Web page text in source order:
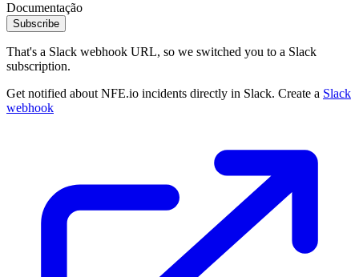
Documentação
Subscribe
That's a Slack webhook URL, so we switched you to a Slack
subscription.
Get notified about NFE.io incidents directly in Slack. Create a Slack
webhook